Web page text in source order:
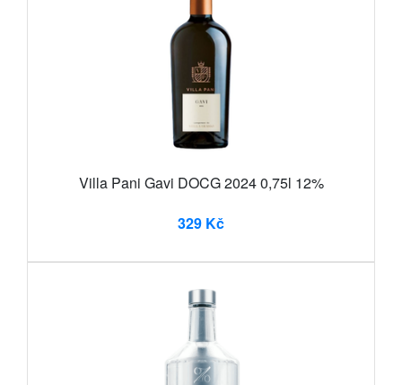
Villa Pani Gavi DOCG 2024 0,75l 12%
329 Kč